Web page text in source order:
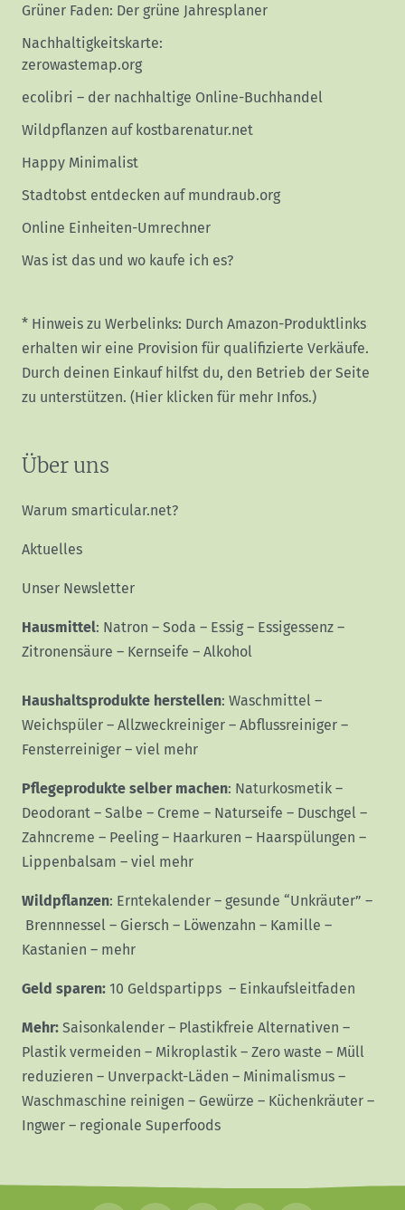
Grüner Faden: Der grüne Jahresplaner
Nachhaltigkeitskarte:
zerowastemap.org
ecolibri – der nachhaltige Online-Buchhandel
Wildpflanzen auf kostbarenatur.net
Happy Minimalist
Stadtobst entdecken auf mundraub.org
Online Einheiten-Umrechner
Was ist das und wo kaufe ich es?
* Hinweis zu Werbelinks: Durch Amazon-Produktlinks
erhalten wir eine Provision für qualifizierte Verkäufe.
Durch deinen Einkauf hilfst du, den Betrieb der Seite
zu unterstützen. (Hier klicken für mehr Infos.)
Über uns
Warum smarticular.net?
Aktuelles
Unser Newsletter
Hausmittel: Natron – Soda – Essig – Essigessenz –
Zitronensäure – Kernseife – Alkohol
Haushaltsprodukte herstellen: Waschmittel –
Weichspüler – Allzweckreiniger – Abflussreiniger –
Fensterreiniger – viel mehr
Pflegeprodukte selber machen: Naturkosmetik –
Deodorant – Salbe – Creme – Naturseife – Duschgel –
Zahncreme – Peeling – Haarkuren – Haarspülungen –
Lippenbalsam – viel mehr
Wildpflanzen: Erntekalender – gesunde “Unkräuter” –
Brennnessel – Giersch – Löwenzahn – Kamille –
Kastanien – mehr
Geld sparen: 10 Geldspartipps – Einkaufsleitfaden
Mehr: Saisonkalender – Plastikfreie Alternativen –
Plastik vermeiden – Mikroplastik – Zero waste – Müll
reduzieren – Unverpackt-Läden – Minimalismus –
Waschmaschine reinigen – Gewürze – Küchenkräuter –
Ingwer – regionale Superfoods